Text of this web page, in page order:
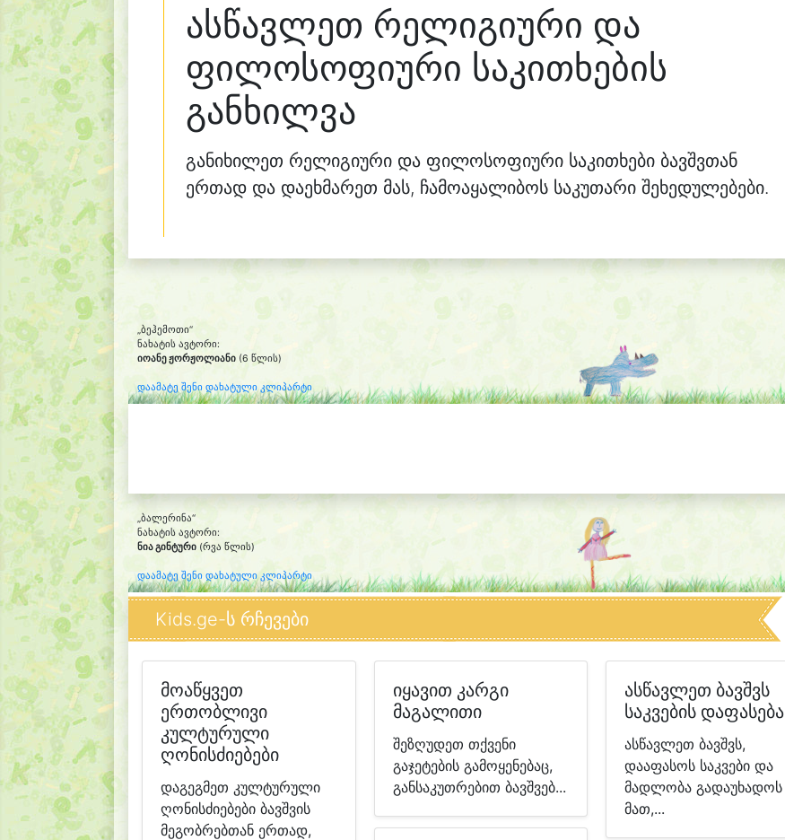
ასწავლეთ რელიგიური და
ფილოსოფიური საკითხების
განხილვა
განიხილეთ რელიგიური და ფილოსოფიური საკითხები ბავშვთან
ერთად და დაეხმარეთ მას, ჩამოაყალიბოს საკუთარი შეხედულებები.
„ბეჰემოთი“
ნახატის ავტორი:
იოანე ჟორჟოლიანი (6 წლის)
დაამატე შენი დახატული კლიპარტი
„ბალერინა“
ნახატის ავტორი:
ნია გინტური (რვა წლის)
დაამატე შენი დახატული კლიპარტი
Kids.ge-ს რჩევები
მოაწყვეთ
ერთობლივი
კულტურული
ღონისძიებები
დაგეგმეთ კულტურული
ღონისძიებები ბავშვის
მეგობრებთან ერთად,
იყავით კარგი
მაგალითი
შეზღუდეთ თქვენი
გაჯეტების გამოყენებაც,
განსაკუთრებით ბავშვებ...
ასწავლეთ ბავშვს
საკვების დაფასება
ასწავლეთ ბავშვს,
დააფასოს საკვები და
მადლობა გადაუხადოს
მათ,...